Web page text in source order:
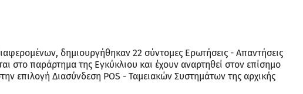
δημιουργήθηκαν 22 σύντομες Ερωτήσεις - Απαντήσεις
στο παράρτημα της Εγκύκλιου και έχουν αναρτηθεί στον επίσημο
επιλογή Διασύνδεση POS - Ταμειακών Συστημάτων της αρχικής